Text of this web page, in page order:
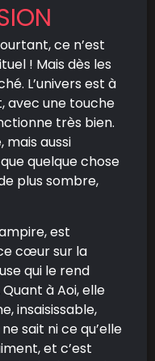
ce n’est
! Mais dès les
L’univers est à
avec une touche
très bien.
mais aussi
quelque chose
plus sombre,
est
cœur sur la
qui le rend
à Aoi, elle
insaisissable,
sait ni ce qu’elle
et c’est